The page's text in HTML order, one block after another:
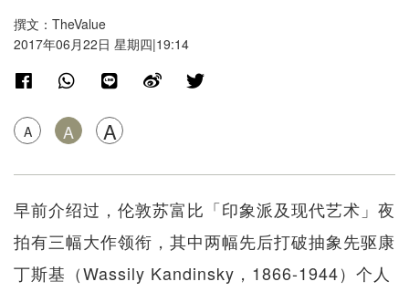
撰文：TheValue
2017年06月22日 星期四|19:14
A A A
早前介绍过，伦敦苏富比「印象派及现代艺术」夜
拍有三幅大作领衔，其中两幅先后打破抽象先驱康
丁斯基（Wassily Kandinsky，1866-1944）个人